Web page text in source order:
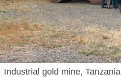
Industrial gold mine, Tanzania